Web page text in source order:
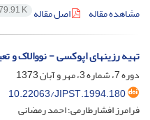
مشاهده مقاله
اصل مقاله K
تهیه رزینهای اپوکسی - نووالاک و
دوره 7، شماره 3، مهر و آبان 1373
10.22063/JIPST.1994.180
فرامرز افشارطارمی؛ احمد رمضانی